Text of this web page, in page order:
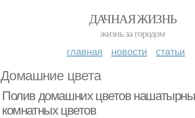
ДАЧНАЯ ЖИЗНЬ
жизнь за городом
главная новости статьи
Домашние цвета
Полив домашних цветов
комнатных цветов